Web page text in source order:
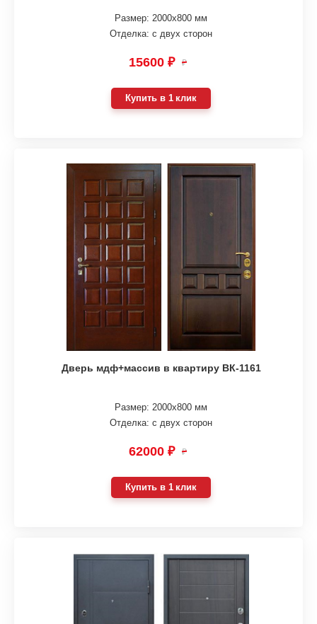
Размер: 2000х800 мм
Отделка: с двух сторон
15600 ₽ ₽
Купить в 1 клик
Дверь мдф+массив в квартиру ВК-1161
Размер: 2000х800 мм
Отделка: с двух сторон
62000 ₽ ₽
Купить в 1 клик